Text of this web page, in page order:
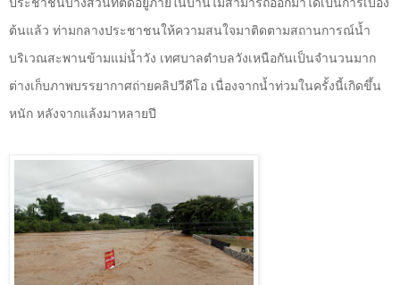
ประชาชนบางส่วนที่ติดอยู่ภายในบ้านไม่สามารถออกมาได้เป็นการเบื้อง
ต้นแล้ว ท่ามกลางประชาชนให้ความสนใจมาติดตามสถานการณ์น้ำ
บริเวณสะพานข้ามแม่น้ำวัง เทศบาลตำบลวังเหนือกันเป็นจำนวนมาก
ต่างเก็บภาพบรรยากาศถ่ายคลิปวีดีโอ เนื่องจากน้ำท่วมในครั้งนี้เกิดขึ้น
หนัก หลังจากแล้งมาหลายปี